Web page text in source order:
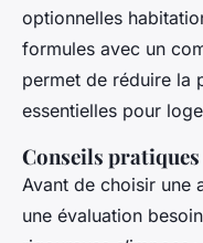
optionnelles
formules avec un
permet de réduire la
essentielles pour
Conseils
Avant de choisir une
une évaluation